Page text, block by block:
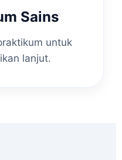
Sains
untuk
lanjut.